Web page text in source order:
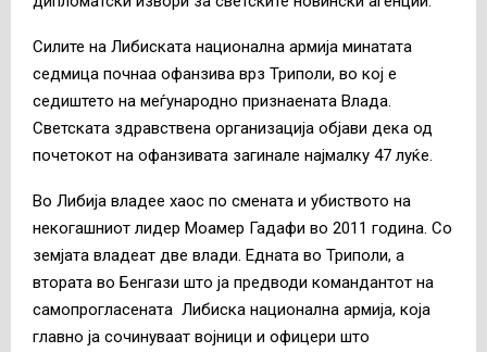
Силите на Либиската национална армија минатата
седмица почнаа офанзива врз Триполи, во кој е
седиштето на меѓународно признаената Влада.
Светската здравствена организација објави дека од
почетокот на офанзивата загинале најмалку 47 луќе.
Во Либија владее хаос по смената и убиството на
некогашниот лидер Моамер Гадафи во 2011 година. Со
земјата владеат две влади. Едната во Триполи, а
втората во Бенгази што ја предводи командантот на
самопрогласената Либиска национална армија, која
главно ја сочинуваат војници и офицери што